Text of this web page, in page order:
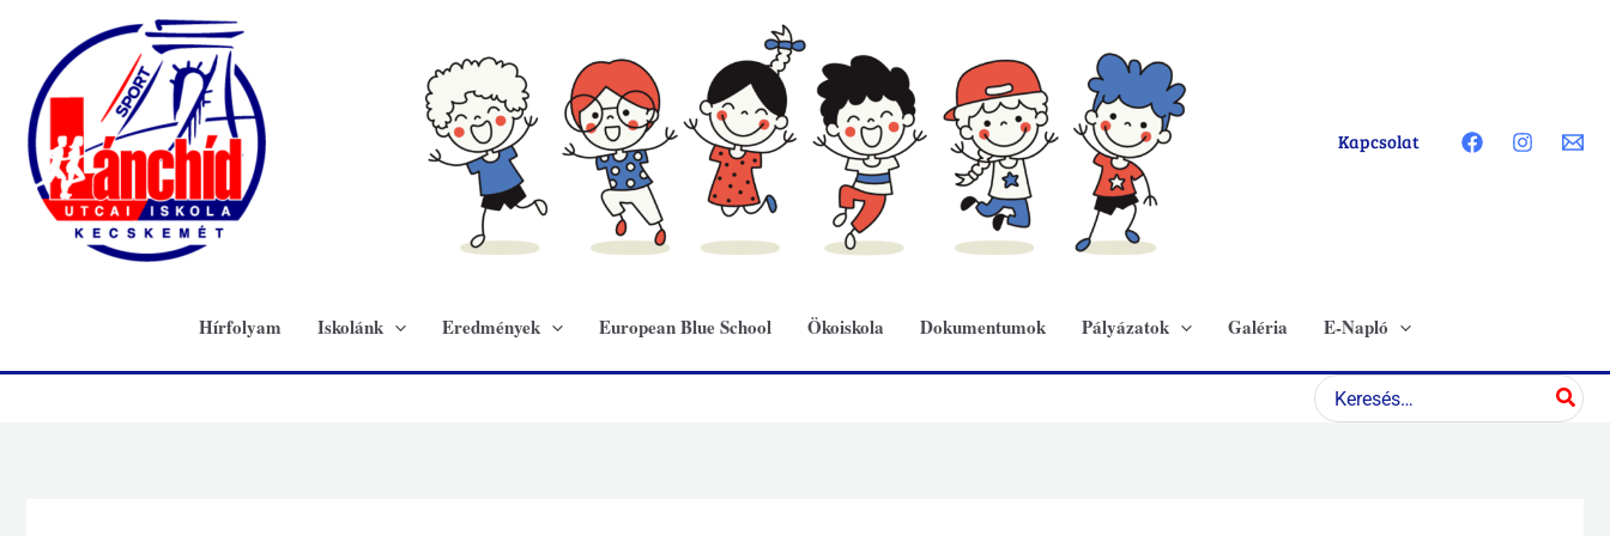
content
Kapcsolat
Hírfolyam Iskolánk Eredmények European Blue School Ökoiskola Dokumentumok Pályázatok Galéria E-Napló
Search
for: